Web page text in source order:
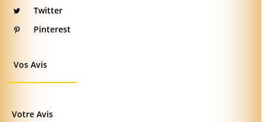
Twitter
Pinterest
Vos Avis
Votre Avis